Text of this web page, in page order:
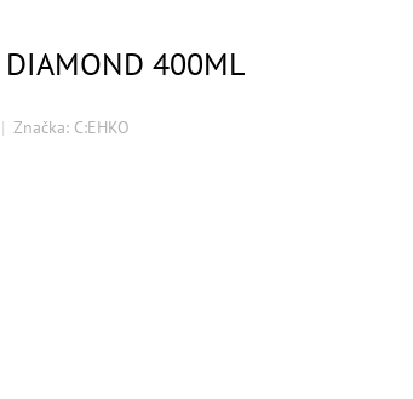
DIAMOND 400ML
Značka: C:EHKO